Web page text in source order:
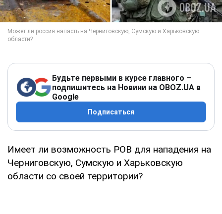
Будьте первыми в курсе главного –
подпишитесь на Новини на OBOZ.UA в
Google
Подписаться
Имеет ли возможность РОВ для нападения на
Черниговскую, Сумскую и Харьковскую
области со своей территории?